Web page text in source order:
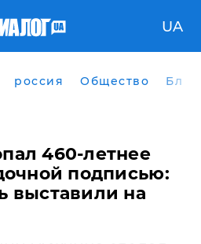
UA
россия Общество
460-летнее
подписью:
выставили на